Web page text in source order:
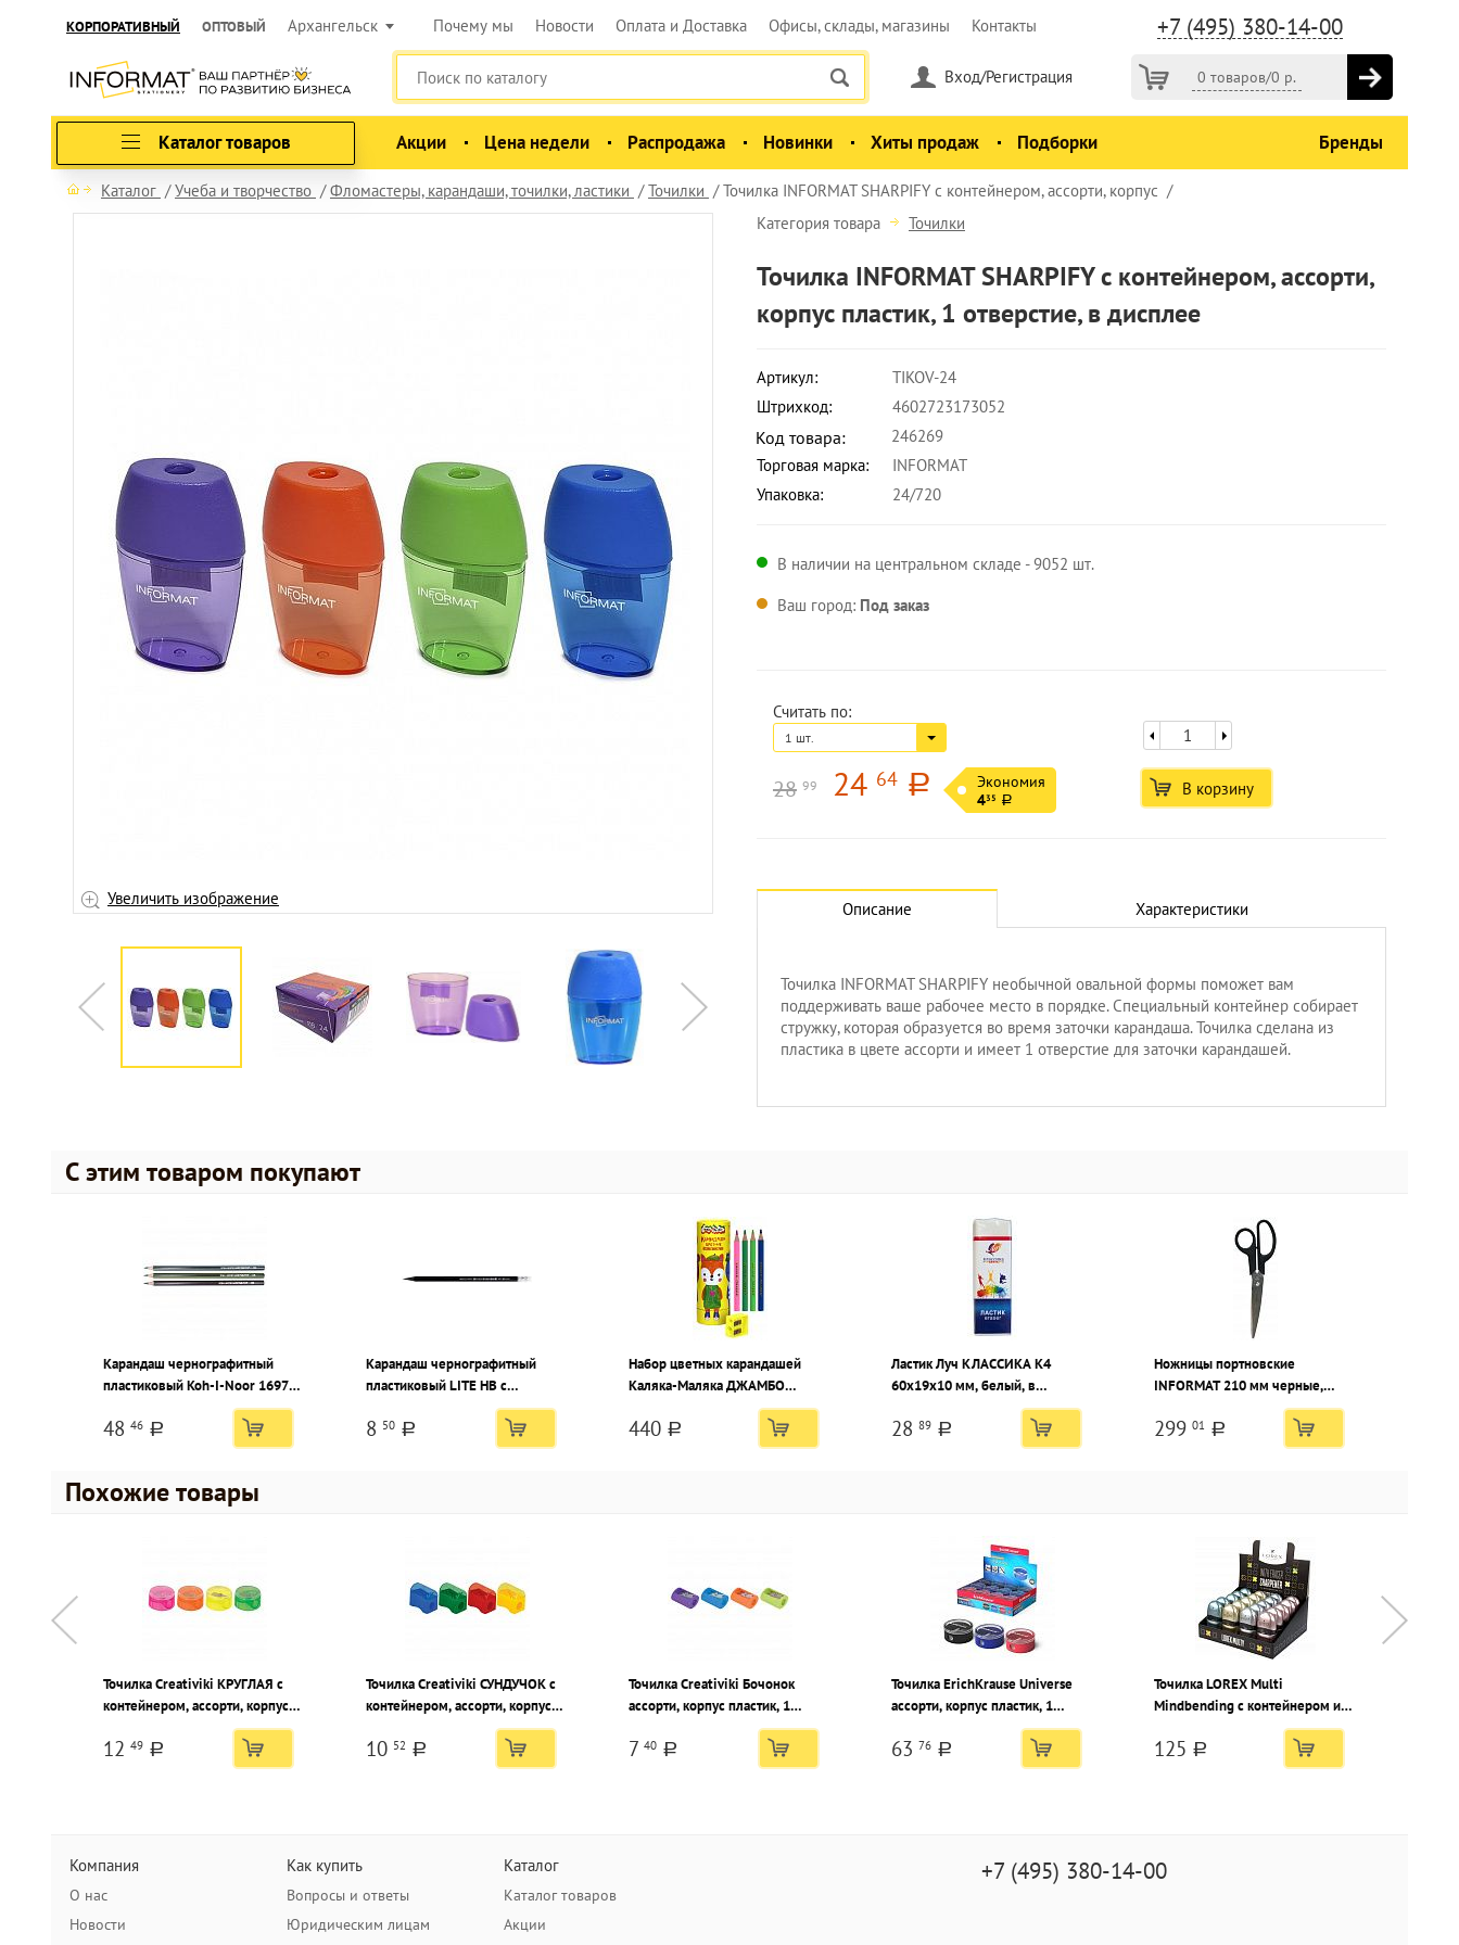
КОРПОРАТИВНЫЙ ОПТОВЫЙ Архангельск +7 (495) 380-14-00
Почему мы Новости Оплата и Доставка Офисы, склады, магазины Контакты
0 товаров/0 р.
Вход/Регистрация
Каталог товаров Акции Цена недели Распродажа Новинки Хиты продаж Подборки Бренды
Каталог Учеба и творчество Фломастеры, карандаши, точилки, ластики Точилки Точилка INFORMAT SHARPIFY с контейнером, ассорти, корпус
Увеличить изображение Увеличить изображение
Категория товара Точилки
Точилка INFORMAT SHARPIFY с контейнером, ассорти,
корпус пластик, 1 отверстие, в дисплее
Артикул:
TIKOV-24
Штрихкод:
4602723173052
Код товара:
246269
Торговая марка:
INFORMAT
Упаковка:
24/720
В наличии на центральном складе - 9052 шт.
Ваш город: Под заказ
Считать по:
1 шт.
28 99 24 64 a
Экономия
435 a
В корзину
Описание Характеристики
Точилка INFORMAT SHARPIFY необычной овальной формы поможет вам
поддерживать ваше рабочее место в порядке. Специальный контейнер собирает
стружку, которая образуется во время заточки карандаша. Точилка сделана из
пластика в цвете ассорти и имеет 1 отверстие для заточки карандашей.
С этим товаром покупают
Карандаш чернографитный
пластиковый Koh-I-Noor 1697
НВ заточенный, шестигранный,
картонная коробка
48 46 a
Карандаш чернографитный
пластиковый LITE НВ с
ластиком, заточенный,
шестигранный, картонная
8 50 a
Набор цветных карандашей
Каляка-Маляка ДЖАМБО
утолщенные укороченные 12
цв. круглые, пластиковые, в
440 a
Ластик Луч КЛАССИКА К4
60х19х10 мм, белый, в
индивидуальной упаковке, в
индивидуальной упаковке
28 89 a
Ножницы портновские
INFORMAT 210 мм черные,
эргономичные ручки
пластиковые
299 01 a
Похожие товары
Точилка Creativiki КРУГЛАЯ с
контейнером, ассорти, корпус
пластик, 1 отверстие, в тубусе
12 49 a
Точилка Creativiki СУНДУЧОК с
контейнером, ассорти, корпус
пластик, 1 отверстие, в тубусе
10 52 a
Точилка Creativiki Бочонок
ассорти, корпус пластик, 1
7 40 a
Точилка ErichKrause Universe
ассорти, корпус пластик, 1
63 76 a
Точилка LOREX Multi
Mindbending с контейнером и
ластиком, ассорти, корпус
пластик, 1 отверстие, в дисплее
125 a
Компания
О нас
Новости
Как купить
Вопросы и ответы
Юридическим лицам
Каталог
Каталог товаров
Акции
+7 (495) 380-14-00